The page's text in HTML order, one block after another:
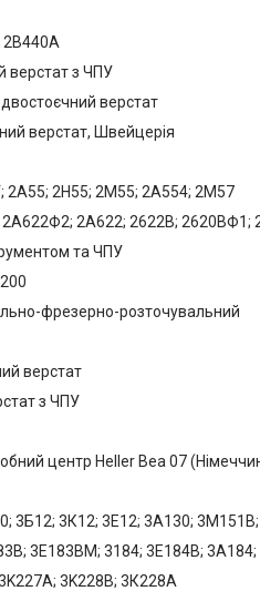
2В440А
верстат з ЧПУ
верстат
верстат, Швейцерія
2А55; 2Н55; 2М55; 2А554; 2М57
2А622Ф2; 2А622; 2622В; 2620ВФ1;
та ЧПУ
фрезерно-розточувальний
верстат
з ЧПУ
центр Heller Bea 07
3Б12; 3К12; 3Е12; 3А130;
3Е183ВМ; 3184; 3Е184В; 3А184;
3K228B; 3К228А